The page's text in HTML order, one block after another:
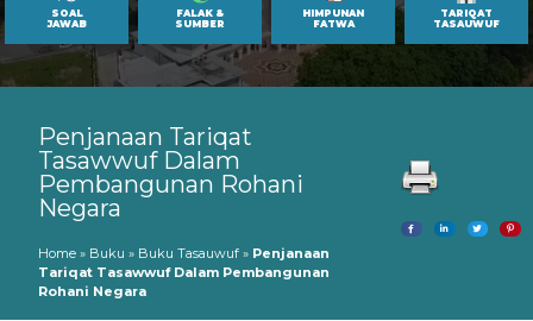
SOAL
JAWAB
FALAK &
SUMBER
HIMPUNAN
FATWA
TARIQAT
TASAUWUF
Penjanaan Tariqat
Tasawwuf Dalam
Pembangunan Rohani
Negara
Home » Buku » Buku Tasauwuf » Penjanaan
Tariqat Tasawwuf Dalam Pembangunan
Rohani Negara